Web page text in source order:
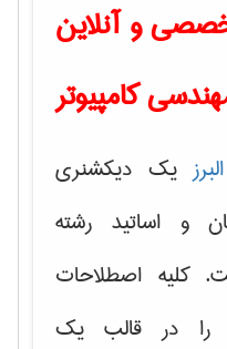
و آنلاین
کامپیوتر
یک دیکشنری
و اساتید رشته
کلیه اصطلاحات
را در قالب یک